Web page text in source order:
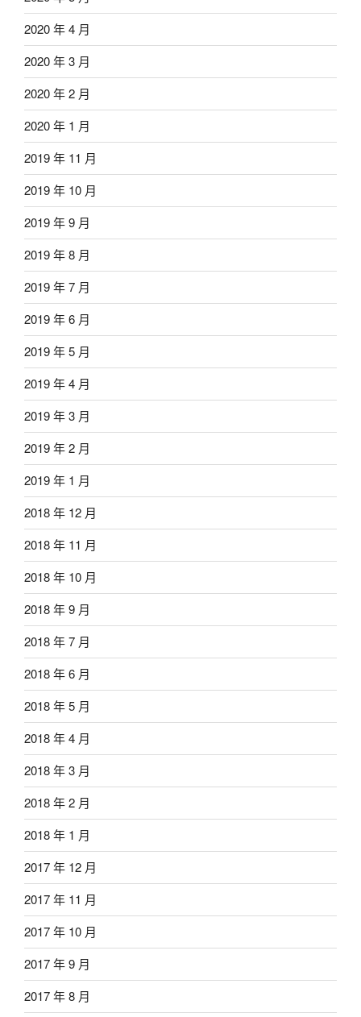
2020 年 4 月
2020 年 3 月
2020 年 2 月
2020 年 1 月
2019 年 11 月
2019 年 10 月
2019 年 9 月
2019 年 8 月
2019 年 7 月
2019 年 6 月
2019 年 5 月
2019 年 4 月
2019 年 3 月
2019 年 2 月
2019 年 1 月
2018 年 12 月
2018 年 11 月
2018 年 10 月
2018 年 9 月
2018 年 7 月
2018 年 6 月
2018 年 5 月
2018 年 4 月
2018 年 3 月
2018 年 2 月
2018 年 1 月
2017 年 12 月
2017 年 11 月
2017 年 10 月
2017 年 9 月
2017 年 8 月